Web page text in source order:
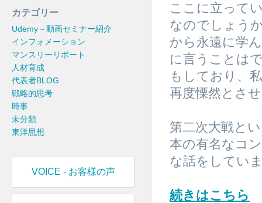
カテゴリー
Udemy～動画セミナー紹介
インフォメーション
マンスリーリポート
人材育成
代表者BLOG
戦略的思考
時事
未分類
東洋思想
VOICE - お客様の声
ここに立って
なのでしょう
から永遠に学
に言うことは
もしており、
再度慄然とさ
第二次大戦と
本の有名なコ
な話をしてい
続きはこちら